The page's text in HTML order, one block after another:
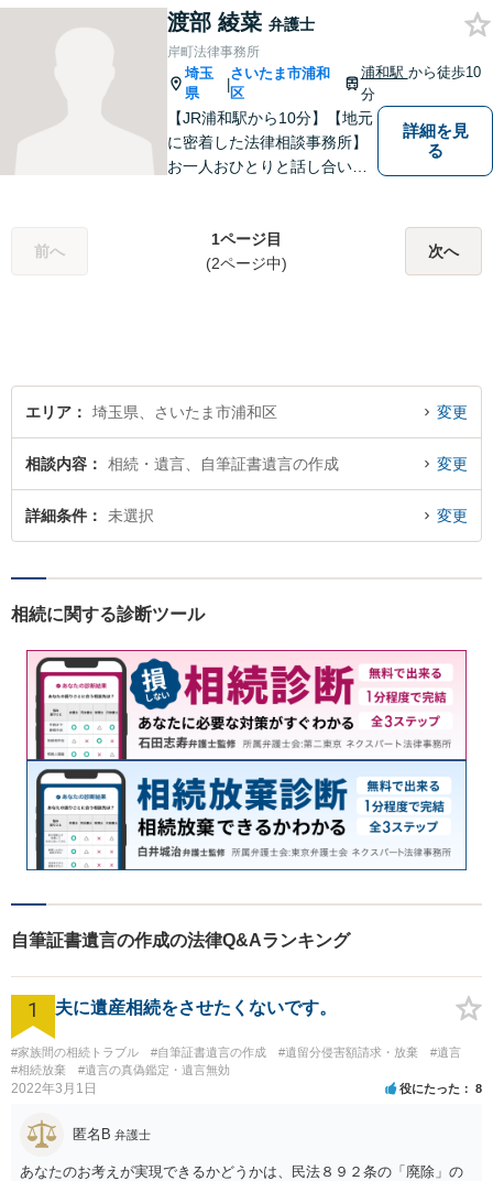
分からない」という方も多い
と思いますが、皆さんが話し
やすい環境を整えております
ので、お気軽にご相談くださ
い。
渡部 綾菜 弁護士
岸町法律事務所
埼玉
県
|
さいたま市浦和
区
浦和駅 から徒歩10
分
【JR浦和駅から10分】【地元
に密着した法律相談事務所】
お一人おひとりと話し合い、
ることがあれば、ぜひお手伝
いさせてください。【平日21
詳細を見
る
前へ
1ページ目
(2ページ中)
次へ
エリア 埼玉県、さいたま市浦和区 変更
相談内容 相続・遺言、自筆証書遺言の作成 変更
詳細条件 未選択 変更
相続に関する診断ツール
自筆証書遺言の作成の法律Q&Aランキング
1 夫に遺産相続をさせたくないです。
#家族間の相続トラブル #自筆証書遺言の作成 #遺留分侵害額請求・放棄
#遺言
#相続放棄
#遺言の真偽鑑定・遺言無効
2022年3月1日 役にたった 8
匿名B 弁護士
あなたのお考えが実現できるかどうかは、民法８９２条の「廃除」の